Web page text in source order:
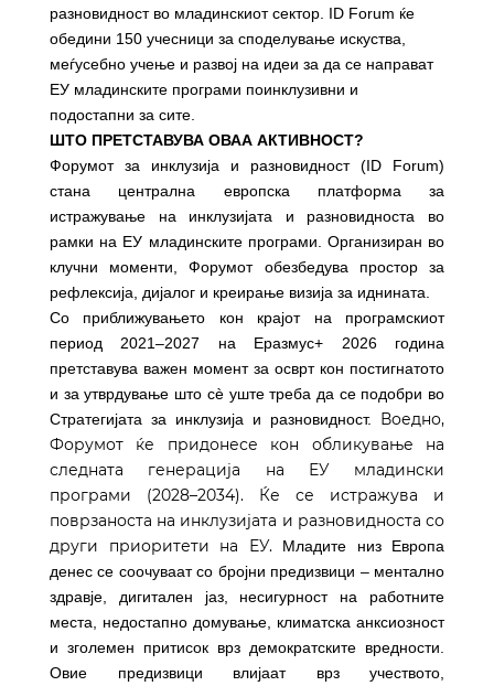
разновидност во младинскиот сектор. ID Forum ќе
обедини 150 учесници за споделување искуства,
меѓусебно учење и развој на идеи за да се направат
ЕУ младинските програми поинклузивни и
подостапни за сите.
ШТО ПРЕТСТАВУВА ОВАА АКТИВНОСТ?
Форумот за инклузија и разновидност (ID Forum)
стана централна европска платформа за
истражување на инклузијата и разновидноста во
рамки на ЕУ младинските програми. Организиран во
клучни моменти, Форумот обезбедува простор за
рефлексија, дијалог и креирање визија за иднината.
Со приближувањето кон крајот на програмскиот
период 2021–2027 на Еразмус+ 2026 година
претставува важен момент за осврт кон постигнатото
и за утврдување што сè уште треба да се подобри во
Стратегијата за инклузија и разновидност.
Воедно,
Форумот ќе придонесе кон обликување на
следната генерација на ЕУ младински
програми (2028–2034). Ќе се истражува и
поврзаноста на инклузијата и разновидноста со
други приоритети на ЕУ.
Младите низ Европа
денес се соочуваат со бројни предизвици – ментално
здравје, дигитален јаз, несигурност на работните
места, недостапно домување, климатска анксиозност
и зголемен притисок врз демократските вредности.
Овие предизвици влијаат врз учеството,